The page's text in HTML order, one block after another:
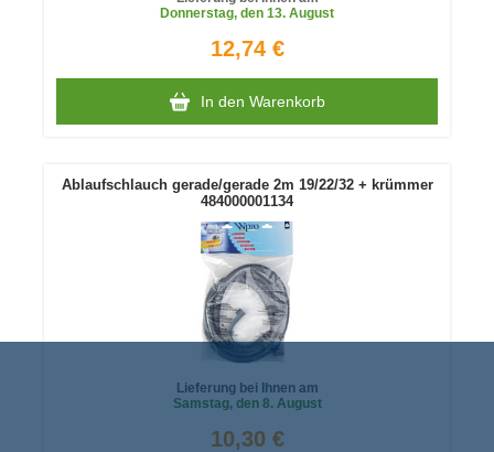
Donnerstag, den 13. August
12,74 €
In den Warenkorb
Ablaufschlauch gerade/gerade 2m 19/22/32 + krümmer
484000001134
Lieferung bei Ihnen am
Samstag, den 8. August
10,30 €